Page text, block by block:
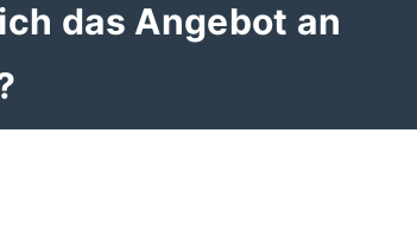
das Angebot an